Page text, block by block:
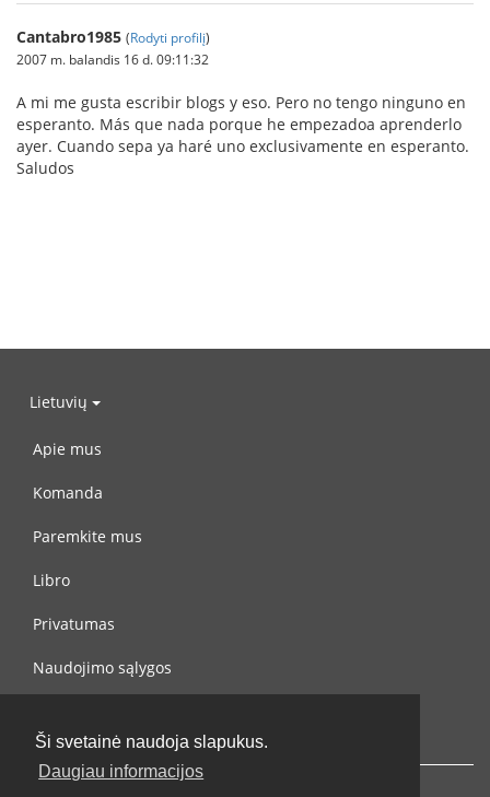
Ši svetainė naudoja slapukus.
Daugiau informacijos
Cantabro1985 (Rodyti profilį)
2007 m. balandis 16 d. 09:11:32
A mi me gusta escribir blogs y eso. Pero no tengo ninguno en
esperanto. Más que nada porque he empezadoa aprenderlo
ayer. Cuando sepa ya haré uno exclusivamente en esperanto.
Saludos
Lietuvių
Apie mus
Komanda
Paremkite mus
Libro
Privatumas
Naudojimo sąlygos